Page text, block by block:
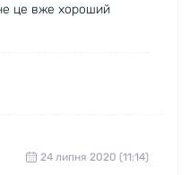
це вже хороший
24 липня 2020 (11:14)